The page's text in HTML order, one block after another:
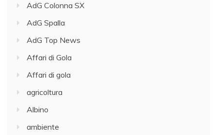
AdG Colonna SX
AdG Spalla
AdG Top News
Affari di Gola
Affari di gola
agricoltura
Albino
ambiente